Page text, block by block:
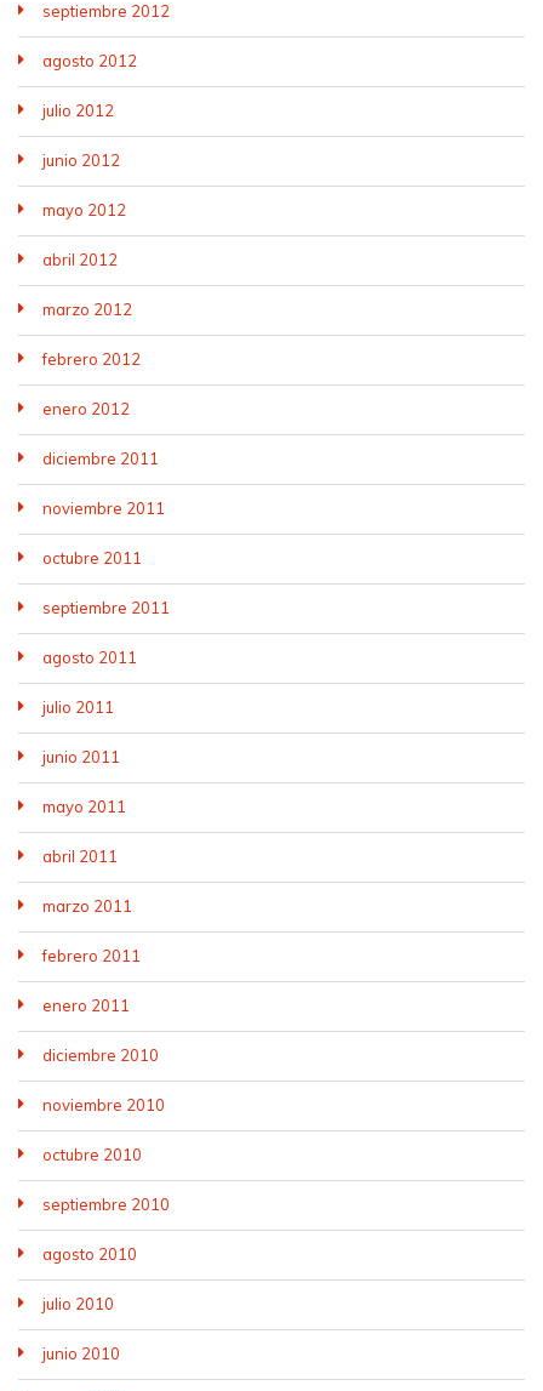
septiembre 2012
agosto 2012
julio 2012
junio 2012
mayo 2012
abril 2012
marzo 2012
febrero 2012
enero 2012
diciembre 2011
noviembre 2011
octubre 2011
septiembre 2011
agosto 2011
julio 2011
junio 2011
mayo 2011
abril 2011
marzo 2011
febrero 2011
enero 2011
diciembre 2010
noviembre 2010
octubre 2010
septiembre 2010
agosto 2010
julio 2010
junio 2010